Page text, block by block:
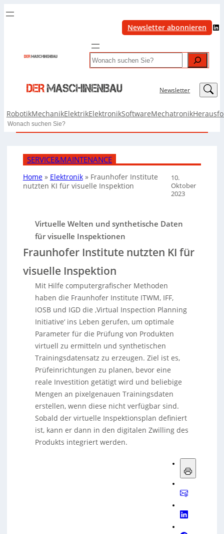
Newsletter abonnieren LinkedIn
Search
Newsletter LinkedIn
RobotikMechanikElektrikElektronikSoftwareMechatronik
Search
SERVICE&MAINTENANCE
Home» Elektronik» Fraunhofer Institute
nutzten KI für visuelle Inspektion
10.
Oktober
2023
Virtuelle Welten und synthetische Daten
für visuelle Inspektionen
Fraunhofer Institute nutzten KI für
visuelle Inspektion
Mit Hilfe computergrafischer Methoden
haben die Fraunhofer Institute ITWM, IFF,
IOSB und IGD die ‚Virtual Inspection Planning
Initiative‘ ins Leben gerufen, um optimale
Parameter für die Prüfung von Produkten
virtuell zu ermitteln und synthetischen
Trainingsdatensatz zu erzeugen. Ziel ist es,
Prüfeinrichtungen zu planen, bevor eine
reale Investition getätigt wird und beliebige
Mengen an pixelgenauen Trainingsdaten
erstellen, wenn diese nicht verfügbar sind.
Sobald der virtuelle Inspektionsplan definiert
ist, kann er dann in den digitalen Zwilling des
Produkts integriert werden.